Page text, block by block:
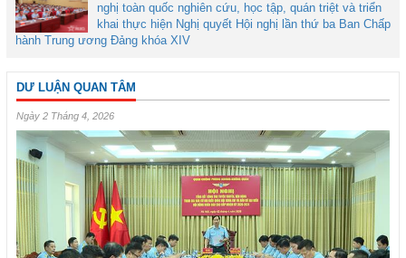
nghị toàn quốc nghiên cứu, học tập, quán triệt và triển
khai thực hiện Nghị quyết Hội nghị lần thứ ba Ban Chấp
hành Trung ương Đảng khóa XIV
DƯ LUẬN QUAN TÂM
Ngày 2 Tháng 4, 2026